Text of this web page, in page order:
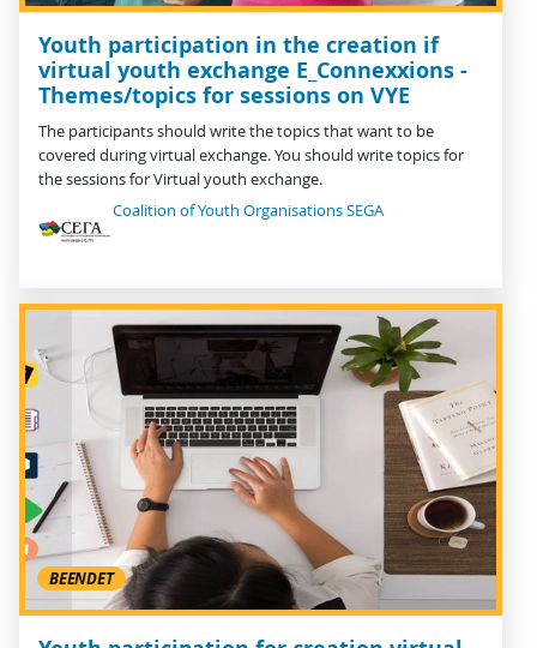
Youth participation in the creation if
virtual youth exchange E_Connexxions -
Themes/topics for sessions on VYE
The participants should write the topics that want to be
covered during virtual exchange. You should write topics for
the sessions for Virtual youth exchange.
Coalition of Youth Organisations SEGA
BEENDET